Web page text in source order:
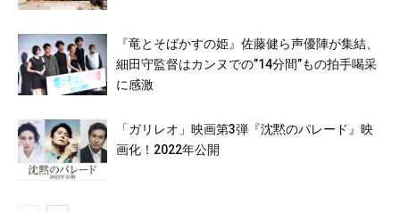
『竜とそばかすの姫』佐藤健ら声優陣が集結、
細田守監督はカンヌでの”14分間”もの拍手喝采
に感激
「ガリレオ」映画第3弾『沈黙のパレード』映
画化！2022年公開